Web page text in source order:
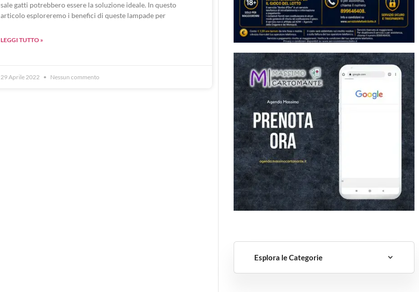
sale gatti potrebbero essere la soluzione ideale. In questo
articolo esploreremo i benefici di queste lampade per
LEGGI TUTTO »
29 Aprile 2022 Nessun commento
Esplora le Categorie